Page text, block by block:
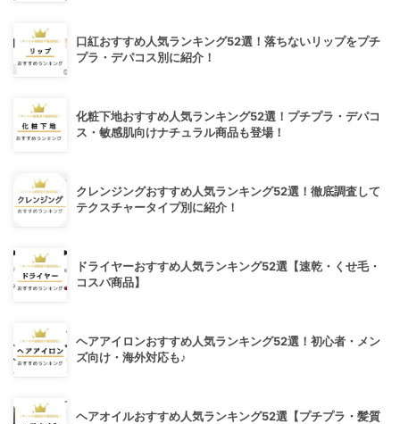
口紅おすすめ人気ランキング52選！落ちないリップをプチ
プラ・デパコス別に紹介！
化粧下地おすすめ人気ランキング52選！プチプラ・デパコ
ス・敏感肌向けナチュラル商品も登場！
クレンジングおすすめ人気ランキング52選！徹底調査して
テクスチャータイプ別に紹介！
ドライヤーおすすめ人気ランキング52選【速乾・くせ毛・
コスパ商品】
ヘアアイロンおすすめ人気ランキング52選！初心者・メン
ズ向け・海外対応も♪
ヘアオイルおすすめ人気ランキング52選【プチプラ・髪質